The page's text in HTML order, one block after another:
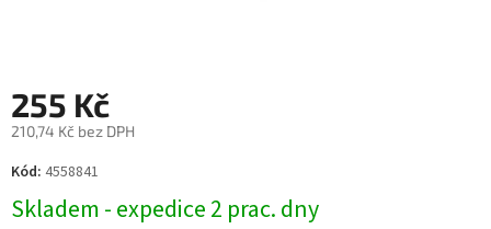
255 Kč
210,74 Kč bez DPH
Měrná
cena:
Kód: 4558841
Skladem - expedice 2 prac. dny